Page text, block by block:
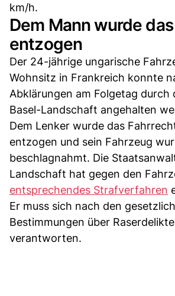
km/h.
Dem Mann wurde
entzogen
Der 24-jährige ungarische
Wohnsitz in Frankreich konnte
Abklärungen am Folgetag durch
Basel-Landschaft angehalten
Dem Lenker wurde das
entzogen und sein Fahrzeug
beschlagnahmt. Die
Landschaft hat gegen den
entsprechendes Strafverfahren
Er muss sich nach den
Bestimmungen über
verantworten.